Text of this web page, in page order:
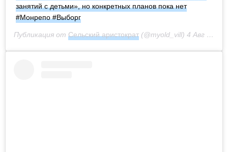
занятий с детьми», но конкретных планов пока нет
#Монрепо #Выборг
Публикация от Сельский аристократ (@myold_vill) 4 Авг 2020 в 12:15 PDT